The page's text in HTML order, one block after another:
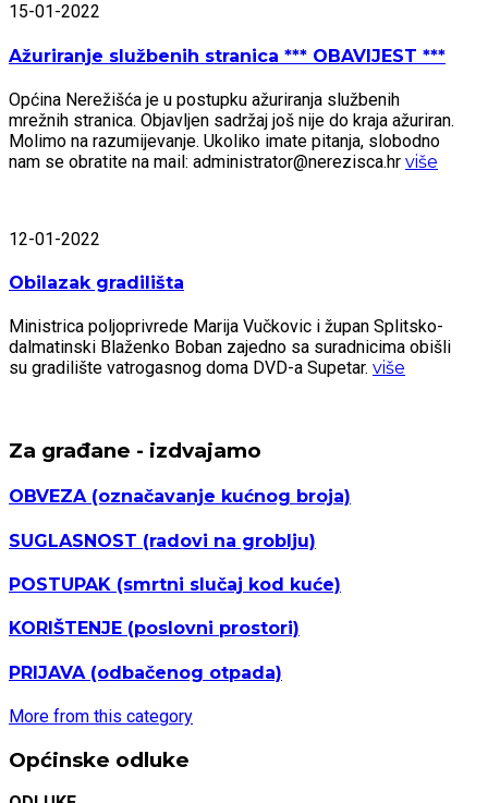
15-01-2022
Ažuriranje službenih stranica *** OBAVIJEST ***
Općina Nerežišća je u postupku ažuriranja službenih
mrežnih stranica. Objavljen sadržaj još nije do kraja ažuriran.
Molimo na razumijevanje. Ukoliko imate pitanja, slobodno
nam se obratite na mail: administrator@nerezisca.hr više
12-01-2022
Obilazak gradilišta
Ministrica poljoprivrede Marija Vučkovic i župan Splitsko-
dalmatinski Blaženko Boban zajedno sa suradnicima obišli
su gradilište vatrogasnog doma DVD-a Supetar. više
Za građane - izdvajamo
OBVEZA(označavanje kućnog broja)
SUGLASNOST (radovi na groblju)
POSTUPAK (smrtni slučaj kod kuće)
KORIŠTENJE (poslovni prostori)
PRIJAVA (odbačenog otpada)
More from this category
Općinske odluke